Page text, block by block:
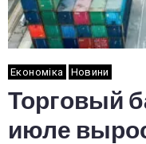
Економіка Новини
Торговый
июле